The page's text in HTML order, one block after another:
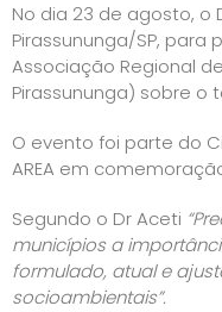
No dia 23 de agosto, o
Pirassununga/SP, para
Associação Regional
Pirassununga) sobre o
O evento foi parte do
AREA em
Segundo o Dr Aceti
municípios a
formulado, atual e
socioambientais”.